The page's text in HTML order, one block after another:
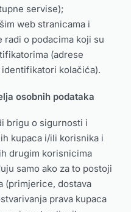
servise);
web stranicama i
radi o podacima koji su
(adrese
kolačića).
osobnih podataka
brigu o sigurnosti i
kupaca i/ili korisnika i
drugim korisnicima
samo ako za to postoji
(primjerice, dostava
prava kupaca